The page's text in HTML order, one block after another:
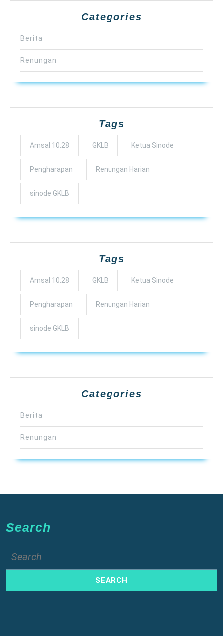
Categories
Berita
Renungan
Tags
Amsal 10:28 GKLB Ketua Sinode
Pengharapan Renungan Harian
sinode GKLB
Tags
Amsal 10:28 GKLB Ketua Sinode
Pengharapan Renungan Harian
sinode GKLB
Categories
Berita
Renungan
Search
for: